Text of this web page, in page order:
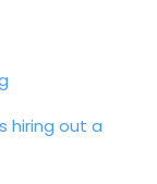
hiring out a